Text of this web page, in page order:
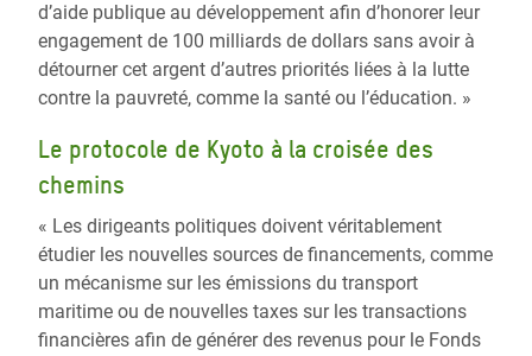
d’aide publique au développement afin d’honorer leur
engagement de 100 milliards de dollars sans avoir à
détourner cet argent d’autres priorités liées à la lutte
contre la pauvreté, comme la santé ou l’éducation. »
Le protocole de Kyoto à la croisée des
chemins
« Les dirigeants politiques doivent véritablement
étudier les nouvelles sources de financements, comme
un mécanisme sur les émissions du transport
maritime ou de nouvelles taxes sur les transactions
financières afin de générer des revenus pour le Fonds